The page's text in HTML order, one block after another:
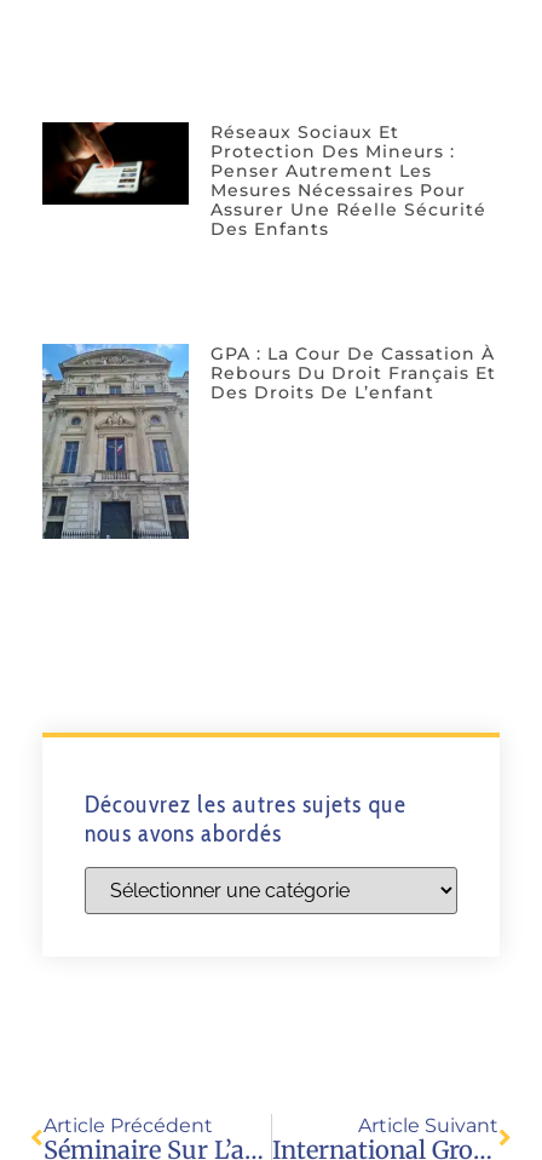
Réseaux Sociaux Et
Protection Des Mineurs :
Penser Autrement Les
Mesures Nécessaires Pour
Assurer Une Réelle Sécurité
Des Enfants
GPA : La Cour De Cassation À
Rebours Du Droit Français Et
Des Droits De L’enfant
Découvrez les autres sujets que
nous avons abordés
Article Précédent
Séminaire Sur L’abolition De La GPA : “Le Lobby Pro GPA Ne Prospère Qu’en Raison De La Complicité Des Uns Et Surtout De La Résignation Des Autres”
Article Suivant
International Group Launches Proposal To Ban Surrogacy Worldwide